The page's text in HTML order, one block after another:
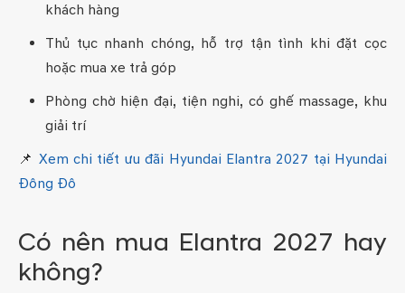
khách hàng
Thủ tục nhanh chóng, hỗ trợ tận tình khi đặt cọc
hoặc mua xe trả góp
Phòng chờ hiện đại, tiện nghi, có ghế massage, khu
giải trí
📌 Xem chi tiết ưu đãi Hyundai Elantra 2027 tại Hyundai
Đông Đô
Có nên mua Elantra 2027 hay
không?